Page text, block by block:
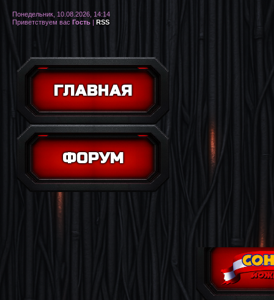
ГЛАВНАЯ
ФОРУМ
Понедельник, 10.08.2026, 14:14
Приветствуем вас Гость | RSS